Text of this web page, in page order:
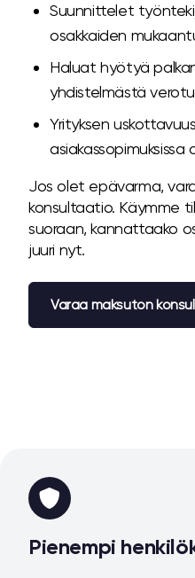
Suunnittelet
osakkaiden
Haluat hyötyä
yhdistelmästä
Yrityksen
asiakassopimuksissa
Jos olet epävarma,
konsultaatio. Käymme
suoraan, kannattaako
juuri nyt.
Varaa maksuton
Pienempi